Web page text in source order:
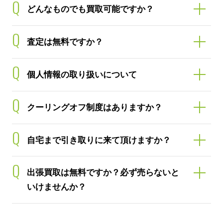
Q どんなものでも買取可能ですか？
Q 査定は無料ですか？
Q 個人情報の取り扱いについて
Q クーリングオフ制度はありますか？
Q 自宅まで引き取りに来て頂けますか？
Q
出張買取は無料ですか？必ず売らないと
いけませんか？